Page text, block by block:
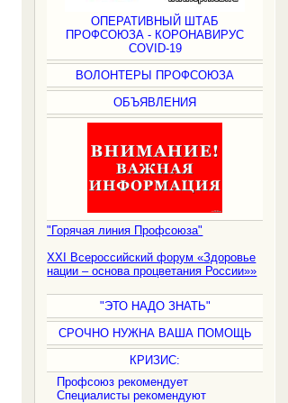
ОПЕРАТИВНЫЙ ШТАБ
ПРОФСОЮЗА - КОРОНАВИРУС
COVID-19
ВОЛОНТЕРЫ ПРОФСОЮЗА
ОБЪЯВЛЕНИЯ
"Горячая линия Профсоюза"
XXI Всероссийский форум «Здоровье
нации – основа процветания России»»
"ЭТО НАДО ЗНАТЬ"
СРОЧНО НУЖНА ВАША ПОМОЩЬ
КРИЗИС:
Профсоюз рекомендует
Специалисты рекомендуют